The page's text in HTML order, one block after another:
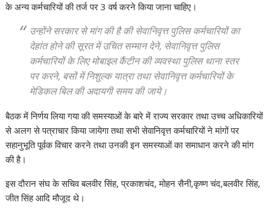
के अन्य कर्मचारियों की तर्ज पर 3 वर्ष करने किया जाना चाहिए।
उन्होंने सरकार से मांग की है की सेवानिवृत्त पुलिस कर्मचारियों का
देहांत होने की सूरत में उचित सम्मान देने, सेवानिवृत्त पुलिस
कर्मचारियों के लिए मोबाइल कैंटीन की व्यवस्था पुलिस थाना स्तर
पर करने, बसों में निशुल्क यात्रा तथा सेवानिवृत्त कर्मचारियों के
मेडिकल बिल की अदायगी समय की जाये।
बैठक में निर्णय लिया गया की समस्याओं के बारे में राज्य सरकार तथा उच्च अधिकारियों
से अलग से पत्राचार किया जायेगा तथा सभी सेवानिवृत्त कर्मचारियों ने मांगों पर
सहानुभूति पूर्वक विचार करने तथा उनकी इन समस्याओं का समाधान करने की मांग
की है।
इस दौरान संघ के सचिव बलवीर सिंह, प्रकाशचंद, मोहन सैनी,कृष्ण चंद,बलवीर सिंह,
जीत सिंह आदि मौजूद थे।